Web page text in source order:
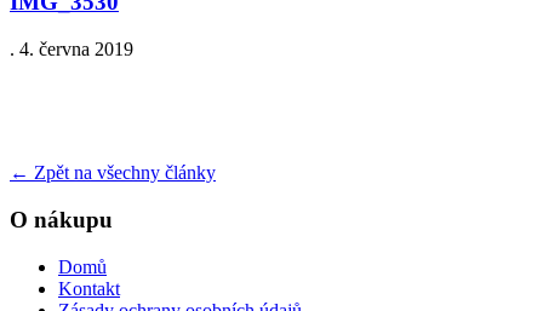
. 4. června 2019
← Zpět na všechny články
O nákupu
Domů
Kontakt